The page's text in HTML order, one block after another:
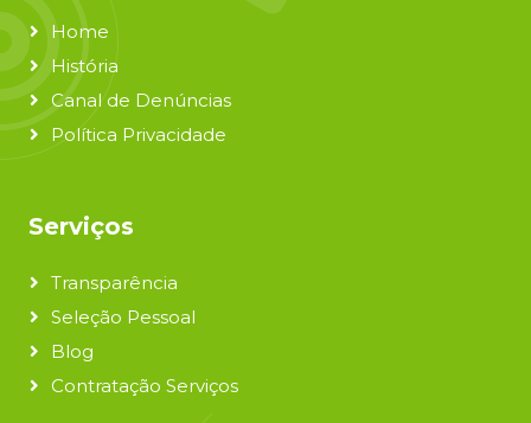
Home
História
Canal de Denúncias
Política Privacidade
Serviços
Transparência
Seleção Pessoal
Blog
Contratação Serviços